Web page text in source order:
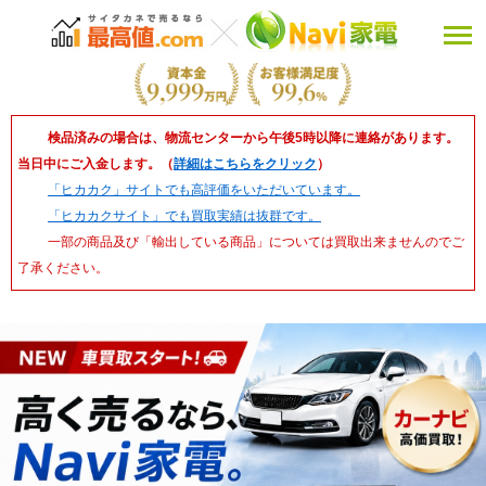
検品済みの場合は、物流センターから午後5時以降に連絡があります。
当日中にご入金します。（詳細はこちらをクリック ）
「ヒカカク」サイトでも高評価をいただいています。
「ヒカカクサイト」でも買取実績は抜群です。
一部の商品及び「輸出している商品」については買取出来ませんのでご
了承ください。